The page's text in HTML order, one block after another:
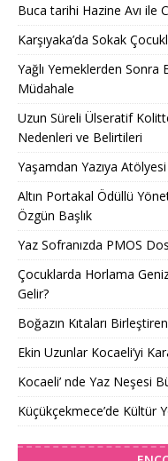
Buca tarihi Hazine Avı ile
Karşıyaka’da Sokak
Yağlı Yemeklerden Sonra
Müdahale
Uzun Süreli Ülseratif
Nedenleri ve Belirtileri
Yaşamdan Yazıya
Altın Portakal Ödüllü
Özgün Başlık
Yaz Sofranızda PMOS
Çocuklarda Horlama
Gelir?
Boğazın Kıtaları
Ekin Uzunlar Kocaeli’yi
Kocaeli’ nde Yaz Neşesi
Küçükçekmece’de Kültür